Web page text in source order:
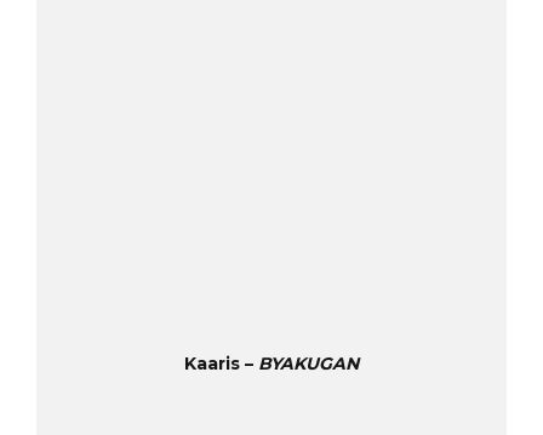
Kaaris – BYAKUGAN